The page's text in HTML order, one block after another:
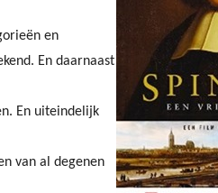
en
En daarnaast
En uiteindelijk
van al degenen